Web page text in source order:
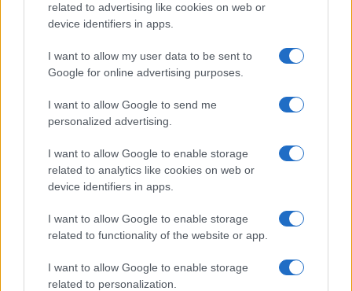
related to advertising like cookies on web or
device identifiers in apps.
I want to allow my user data to be sent to
Google for online advertising purposes.
I want to allow Google to send me
personalized advertising.
I want to allow Google to enable storage
related to analytics like cookies on web or
device identifiers in apps.
I want to allow Google to enable storage
related to functionality of the website or app.
I want to allow Google to enable storage
related to personalization.
REGION
27.12.16. 11:48
Ivanić kod Vučića: Srbija želi najbolje političke i
ekonomske odnose sa BiH
Saznaj više